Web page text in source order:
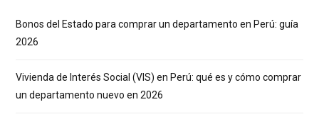
Bonos del Estado para comprar un departamento en Perú: guía
2026
Vivienda de Interés Social (VIS) en Perú: qué es y cómo comprar
un departamento nuevo en 2026